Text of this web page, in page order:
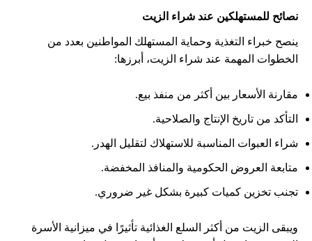
نصائح للمستهلكين عند شراء الزيت
ينصح خبراء التغذية وحماية المستهلك المواطنين بعدد من
الخطوات المهمة عند شراء الزيت، أبرزها:
مقارنة الأسعار بين أكثر من منفذ بيع.
التأكد من تاريخ الإنتاج والصلاحية.
شراء العبوات المناسبة للاستهلاك لتقليل الهدر.
متابعة العروض الحكومية والمنافذ المخفضة.
تجنب تخزين كميات كبيرة بشكل غير ضروري.
ويبقى الزيت من أكثر السلع الغذائية تأثيرًا في ميزانية الأسرة